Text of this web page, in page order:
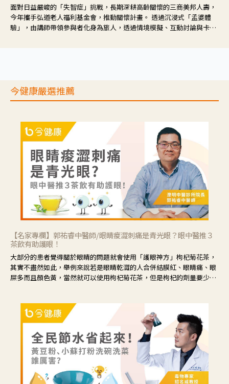
面對日益嚴峻的「失智症」挑戰，長期深耕高齡關懷的三商美邦人壽，
今年攜手弘道老人福利基金會，推動關懷計畫。 透過沉浸式「孟婆體
驗」，由講師帶領參與者化身為旅人，透過情境模擬、互動討論與卡牌
今健康嚴選推薦
【名家專欄】郭祐睿中醫師/眼睛痠澀刺痛是青光眼？眼中醫推３
茶飲有助護眼！
大部分的患者覺得關於眼睛的問題就會使用「護眼神方」枸杞菊花茶，
其實不盡然如此，舉例來說若是眼睛乾澀的人合併結膜紅、眼睛痛、眼
屎多而且顏色黃，當然就可以使用枸杞菊花茶，但是枸杞的劑量要少，
候就要使用菊花、金銀花來治療；假如單純的眼睛乾澀，結膜沒有紅，
眼睛周圍沒有眼屎，這種情況是屬於「陰虛」，就可以使用枸杞、蓮
藕、麥門冬、山藥等比較滋潤的藥材，效果就更顯著。